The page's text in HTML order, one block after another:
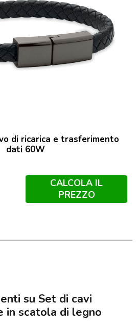
di ricarica e trasferimento
dati 60W
CALCOLA IL
PREZZO
su Set di cavi
in scatola di legno